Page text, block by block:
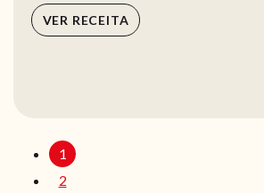
VER RECEITA
1
2